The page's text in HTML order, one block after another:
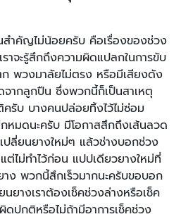
ำคัญไม่น้อยครับ คือเรื่องของช่วง
ราจะรู้สึกถึงความผิดแปลกในการขับ
ก พวงมาลัยไม่ตรง หรือมีเสียงดัง
ากลูกปืน ซึ่งพวกนี้ก็เป็นสาเหตุ
รับ บางคนปล่อยทิ้งไว้ไม่ซ่อม
มดนะครับ มีโอกาสสึกถึงเส้นลวด
ลี่ยนยางใหม่ๆ แล้วช่างบอกช่วง
ต่ไม่ทำไว้ก่อน แปปเดียวยางใหม่ที่
ง พวกนี้สึกเร็วมากนะครับขอบอก
นยางเราต้องเช็คช่วงล่างหรือเช็ค
ดปกติหรือไม่ถ้ามีอาการเช็คช่วง